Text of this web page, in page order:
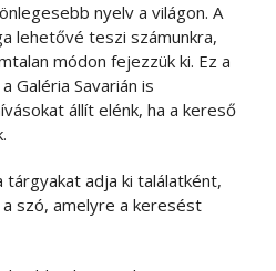
nyelv a világon. A
lehetővé teszi számunkra,
módon fejezzük ki. Ez a
Galéria Savarián is
állít elénk, ha a kereső
tárgyakat adja ki találatként,
szó, amelyre a keresést